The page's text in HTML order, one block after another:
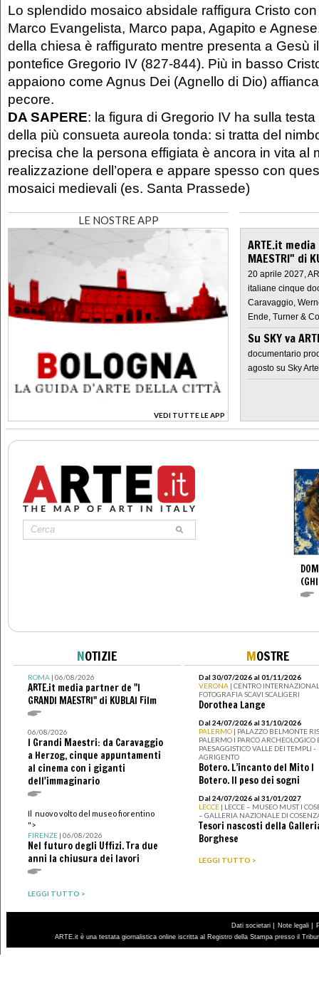
Lo splendido mosaico absidale raffigura Cristo
Marco Evangelista, Marco papa, Agapito e
della chiesa è raffigurato mentre presenta a Gesù
pontefice Gregorio IV (827-844). Più in basso
appaiono come Agnus Dei (Agnello di Dio)
pecore.
DA SAPERE: la figura di Gregorio IV ha sulla
della più consueta aureola tonda: si tratta del
precisa che la persona effigiata è ancora in vita al
realizzazione dell’opera e appare spesso con
mosaici medievali (es. Santa Prassede)
LE NOSTRE APP
VEDI TUTTE LE APP
>
ARTE.it
MAESTRI" di
20 aprile 2027,
italiane cinque
Caravaggio,
Ende, Turner &
Su SKY va
documentario
agosto su Sky Arte
NOTIZIE
ROMA| 06/08/2026
ARTE.it media partner de "I
GRANDI MAESTRI" di KUBLAI Film
06/08/2026
I Grandi Maestri: da Caravaggio
a Herzog, cinque appuntamenti
al cinema con i giganti
dell'immaginario
Il nuovo volto del museo fiorentino
">
FIRENZE| 06/08/2026
Nel futuro degli Uffizi. Tra due
anni la chiusura dei lavori
LEGGI TUTTO >
MOSTRE
Dal 30/07/2026 al 01/11/2026
VERONA | CENTRO
FOTOGRAFIA SCAVI SCALIGERI
Dorothea Lange
Dal 24/07/2026 al 31/10/2026
PALERMO | PALAZZO BELMONTE
PALERMO I PARCO ARCHEOLOGICO
PAESAGGISTICO VALLE DEI TEMPLI -
AGRIGENTO
Botero. L’incanto del Mito I
Botero. Il peso dei sogni
Dal 24/07/2026 al 31/01/2027
LECCE | LECCE – MUSEO MUST I
– GALLERIA NAZIONALE DI
Tesori nascosti della
Borghese
LEGGI TUTTO >
Dati societari | Note legali |
ARTE.it è una testata giornalistica online iscritta al Registro della Stampa presso il